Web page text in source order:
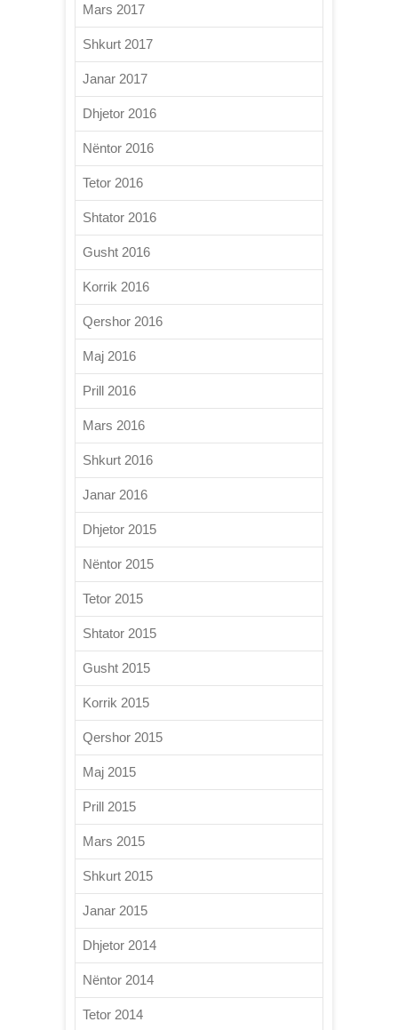
Mars 2017
Shkurt 2017
Janar 2017
Dhjetor 2016
Nëntor 2016
Tetor 2016
Shtator 2016
Gusht 2016
Korrik 2016
Qershor 2016
Maj 2016
Prill 2016
Mars 2016
Shkurt 2016
Janar 2016
Dhjetor 2015
Nëntor 2015
Tetor 2015
Shtator 2015
Gusht 2015
Korrik 2015
Qershor 2015
Maj 2015
Prill 2015
Mars 2015
Shkurt 2015
Janar 2015
Dhjetor 2014
Nëntor 2014
Tetor 2014